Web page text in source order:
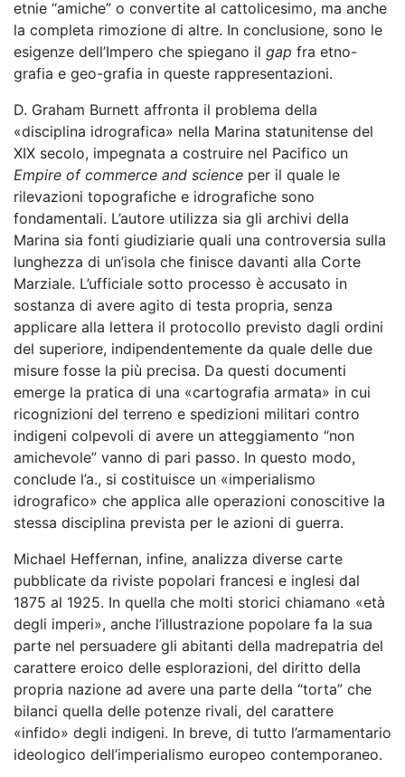
etnie “amiche” o convertite al cattolicesimo, ma anche
la completa rimozione di altre. In conclusione, sono le
esigenze dell’Impero che spiegano il gap fra etno-
grafia e geo-grafia in queste rappresentazioni.
D. Graham Burnett affronta il problema della
«disciplina idrografica» nella Marina statunitense del
XIX secolo, impegnata a costruire nel Pacifico un
Empire of commerce and science per il quale le
rilevazioni topografiche e idrografiche sono
fondamentali. L’autore utilizza sia gli archivi della
Marina sia fonti giudiziarie quali una controversia sulla
lunghezza di un’isola che finisce davanti alla Corte
Marziale. L’ufficiale sotto processo è accusato in
sostanza di avere agito di testa propria, senza
applicare alla lettera il protocollo previsto dagli ordini
del superiore, indipendentemente da quale delle due
misure fosse la più precisa. Da questi documenti
emerge la pratica di una «cartografia armata» in cui
ricognizioni del terreno e spedizioni militari contro
indigeni colpevoli di avere un atteggiamento “non
amichevole” vanno di pari passo. In questo modo,
conclude l’a., si costituisce un «imperialismo
idrografico» che applica alle operazioni conoscitive la
stessa disciplina prevista per le azioni di guerra.
Michael Heffernan, infine, analizza diverse carte
pubblicate da riviste popolari francesi e inglesi dal
1875 al 1925. In quella che molti storici chiamano «età
degli imperi», anche l’illustrazione popolare fa la sua
parte nel persuadere gli abitanti della madrepatria del
carattere eroico delle esplorazioni, del diritto della
propria nazione ad avere una parte della “torta” che
bilanci quella delle potenze rivali, del carattere
«infido» degli indigeni. In breve, di tutto l’armamentario
ideologico dell’imperialismo europeo contemporaneo.